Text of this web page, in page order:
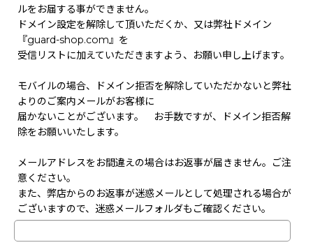
ルをお届する事ができません。
ドメイン設定を解除して頂いただくか、又は弊社ドメイン
『guard-shop.com』を
受信リストに加えていただきますよう、お願い申し上げます。
モバイルの場合、ドメイン拒否を解除していただかないと弊社
よりのご案内メールがお客様に
届かないことがございます。 お手数ですが、ドメイン拒否解
除をお願いいたします。
メールアドレスをお間違えの場合はお返事が届きません。ご注
意ください。
また、弊店からのお返事が迷惑メールとして処理される場合が
ございますので、迷惑メールフォルダもご確認ください。